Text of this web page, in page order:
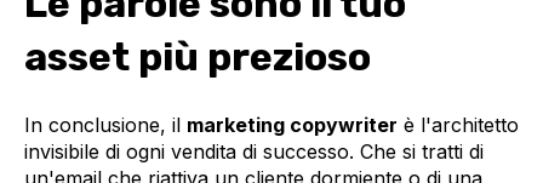
asset più prezioso
In conclusione, il marketing copywriter è l'architetto
invisibile di ogni vendita di successo. Che si tratti di
un'email che riattiva un cliente dormiente o di una